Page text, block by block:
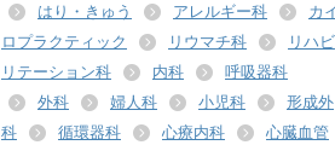
はり・きゅう アレルギー科
カ
ロプラクティック
リウマチ科
リハビ
リテーション科
内科
呼吸器科
外科
婦人科 小児科
形成外
科
循環器科 心療内科
心臓血管